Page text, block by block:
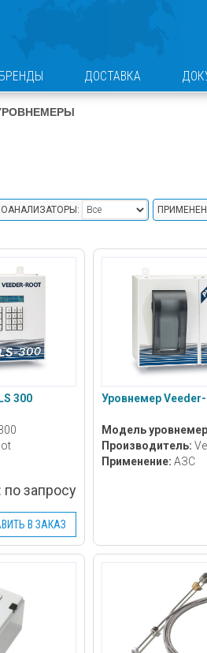
БРЕНДЫ ДОСТАВКА
300
по запросу
В ЗАКАЗ
Уровнемер
Модель
Производитель:
Применение: АЗС